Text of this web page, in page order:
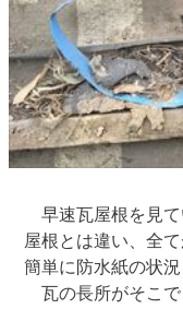
早速瓦屋根を見
屋根とは違い、全
簡単に防水紙の状
瓦の長所がそこ